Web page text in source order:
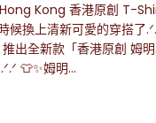
Kong 香港原創 T-
候換上清新可愛的穿搭了
出全新款「香港原創 姆明
👕✨姆明...